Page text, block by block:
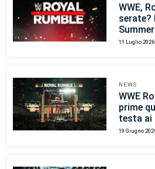
WWE,
serate?
11 Luglio 2026
NEWS
WWE
prime
testa
19 Giugno